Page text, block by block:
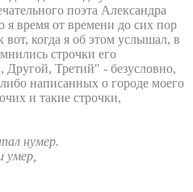
поэта Александра
я время от времени до сих пор
когда я об этом услышал, в
строчки его
Третий" - безусловно,
написанных о городе моего
и такие строчки,
нумер.
умер,